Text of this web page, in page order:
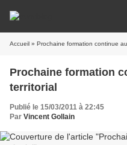
Accueil » Prochaine formation continue
Prochaine formation
territorial
Publié le 15/03/2011 à 22:45
Par Vincent Gollain